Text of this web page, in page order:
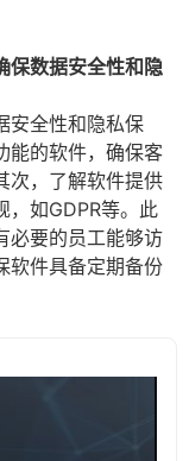
保数据安全性和隐
安全性和隐私保
能的软件，确保客
次，了解软件提供
，如GDPR等。此
必要的员工能够访
软件具备定期备份